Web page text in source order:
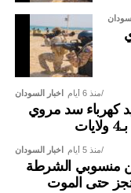
اخبار السودان منذ 6 أيام
كهرباء سد مروي
اخبار السودان منذ 5 أيام
قصاصاً لـ6 من منسوبي الشرطة
حتى الموت